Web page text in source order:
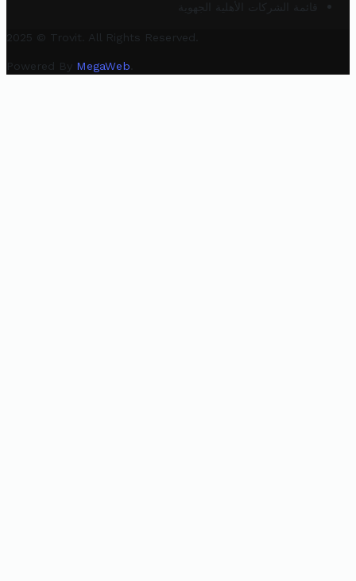
قائمة الشركات الأهلية الجهوية
2025 © Trovit. All Rights Reserved.
Powered By MegaWeb